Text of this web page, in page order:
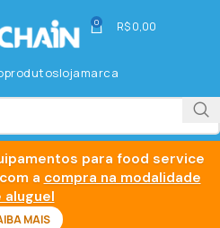
0 R$0,00
produtoslojamarca
para food service
a compra na modalidade
aluguel
MAIS